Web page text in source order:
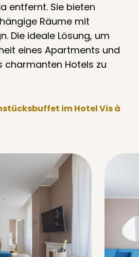
entfernt. Sie bieten
Räume mit
Die ideale Lösung, um
eines Apartments und
charmanten Hotels zu
im Hotel Vis à